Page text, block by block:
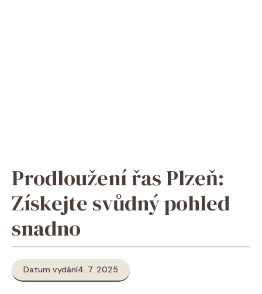
Prodloužení řas Plzeň:
Získejte svůdný pohled
snadno
Datum vydání4. 7. 2025